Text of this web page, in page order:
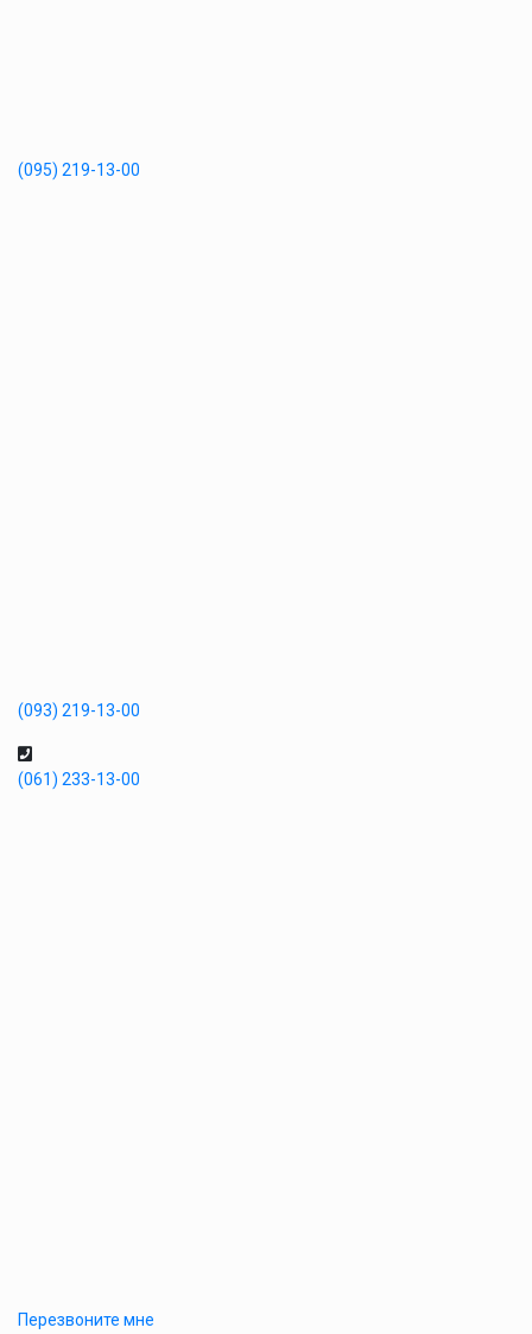
(095) 219-13-00
(093) 219-13-00
(061) 233-13-00
Перезвоните мне